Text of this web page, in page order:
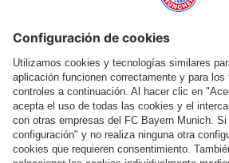
ESTO LE PUEDE
TIENDA
ONLINE
¡Disponible
la nueva
primera
equipación
OFERTA
VENTILADOR
FC Bayern
Múnich
Tarjetas de
autógrafos
AFICIÓN
Clubs
de fans
MYFCBAYERN
Descubre tu
espacio
personal para
fans
Colaborador